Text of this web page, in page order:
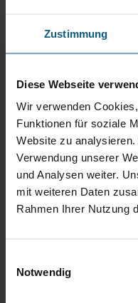
Zustimmung
Diese Webseite
Wir verwenden
Funktionen für soziale
Website zu
Verwendung unserer
und Analysen weiter.
mit weiteren Daten
Rahmen Ihrer Nutzung
Notwendig